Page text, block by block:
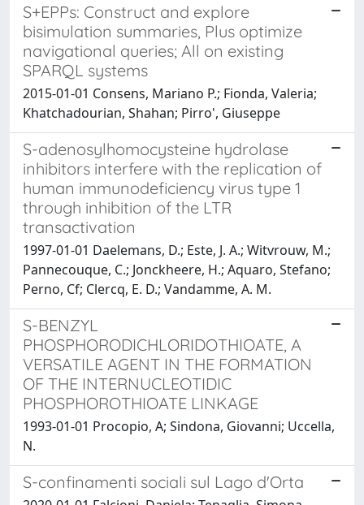
S+EPPs: Construct and explore
bisimulation summaries, Plus optimize
navigational queries; All on existing
SPARQL systems
2015-01-01 Consens, Mariano P.; Fionda, Valeria;
Khatchadourian, Shahan; Pirro', Giuseppe
S-adenosylhomocysteine hydrolase
inhibitors interfere with the replication of
human immunodeficiency virus type 1
through inhibition of the LTR
transactivation
1997-01-01 Daelemans, D.; Este, J. A.; Witvrouw, M.;
Pannecouque, C.; Jonckheere, H.; Aquaro, Stefano;
Perno, Cf; Clercq, E. D.; Vandamme, A. M.
S-BENZYL
PHOSPHORODICHLORIDOTHIOATE, A
VERSATILE AGENT IN THE FORMATION
OF THE INTERNUCLEOTIDIC
PHOSPHOROTHIOATE LINKAGE
1993-01-01 Procopio, A; Sindona, Giovanni; Uccella,
N.
S-confinamenti sociali sul Lago d'Orta